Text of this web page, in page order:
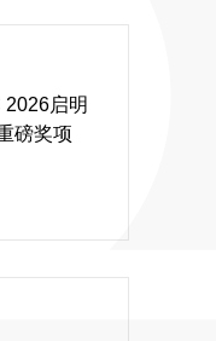
2026启明
磅奖项